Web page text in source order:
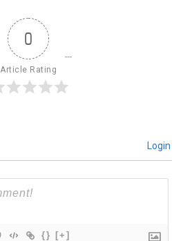
0
Article Rating
Login
{} [+]